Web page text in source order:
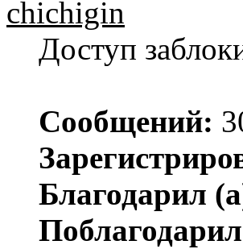
chichigin
Доступ
Сообщений:
Благодарил